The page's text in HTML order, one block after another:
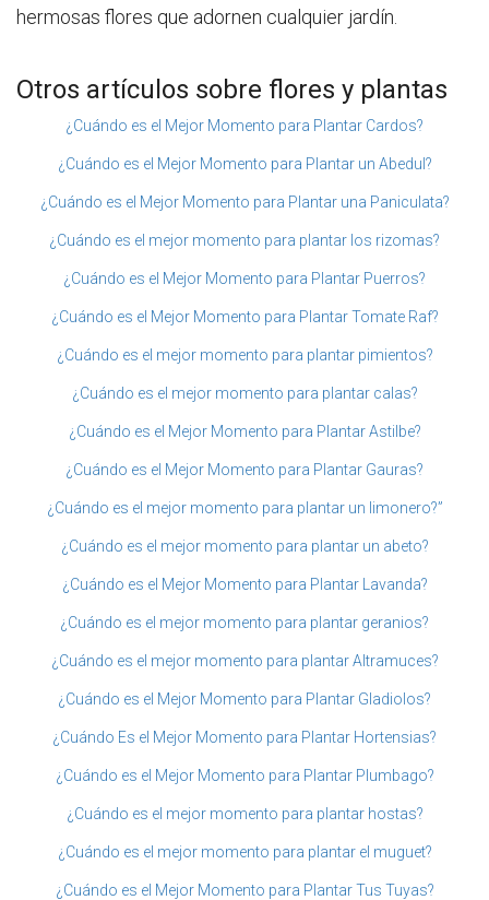
hermosas flores que adornen cualquier jardín.
Otros artículos sobre flores y plantas
¿Cuándo es el Mejor Momento para Plantar Cardos?
¿Cuándo es el Mejor Momento para Plantar un Abedul?
¿Cuándo es el Mejor Momento para Plantar una Paniculata?
¿Cuándo es el mejor momento para plantar los rizomas?
¿Cuándo es el Mejor Momento para Plantar Puerros?
¿Cuándo es el Mejor Momento para Plantar Tomate Raf?
¿Cuándo es el mejor momento para plantar pimientos?
¿Cuándo es el mejor momento para plantar calas?
¿Cuándo es el Mejor Momento para Plantar Astilbe?
¿Cuándo es el Mejor Momento para Plantar Gauras?
¿Cuándo es el mejor momento para plantar un limonero?”
¿Cuándo es el mejor momento para plantar un abeto?
¿Cuándo es el Mejor Momento para Plantar Lavanda?
¿Cuándo es el mejor momento para plantar geranios?
¿Cuándo es el mejor momento para plantar Altramuces?
¿Cuándo es el Mejor Momento para Plantar Gladiolos?
¿Cuándo Es el Mejor Momento para Plantar Hortensias?
¿Cuándo es el Mejor Momento para Plantar Plumbago?
¿Cuándo es el mejor momento para plantar hostas?
¿Cuándo es el mejor momento para plantar el muguet?
¿Cuándo es el Mejor Momento para Plantar Tus Tuyas?